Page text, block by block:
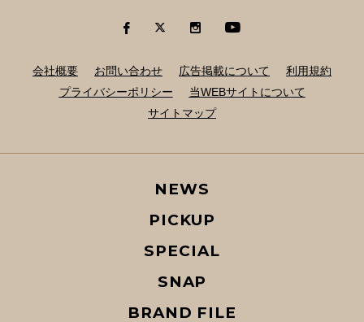
会社概要 お問い合わせ 広告掲載について
利用規約
プライバシーポリシー
当WEBサイトについて
サイトマップ
NEWS
PICKUP
SPECIAL
SNAP
BRAND FILE